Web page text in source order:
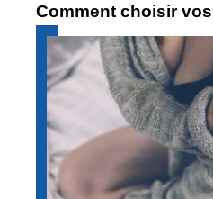
Comment choisir